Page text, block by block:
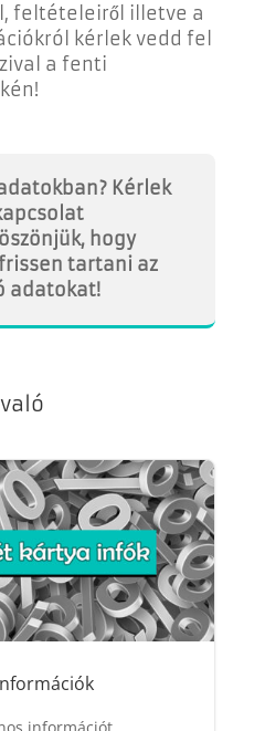
feltételeiről illetve a
kérlek vedd fel
a fenti
Kérlek
hogy
tartani az
adatokat!